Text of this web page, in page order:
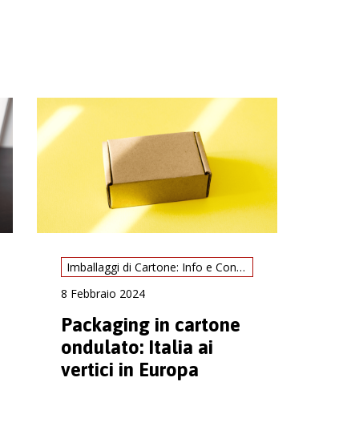
Imballaggi di Cartone: Info e Consigli
8 Febbraio 2024
Packaging in cartone
ondulato: Italia ai
vertici in Europa